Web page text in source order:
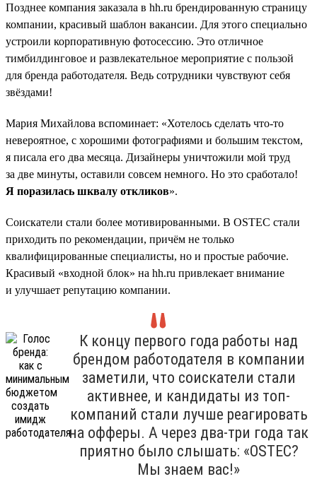
Позднее компания заказала в hh.ru брендированную страницу
компании, красивый шаблон вакансии. Для этого специально
устроили корпоративную фотосессию. Это отличное
тимбилдинговое и развлекательное мероприятие с пользой
для бренда работодателя. Ведь сотрудники чувствуют себя
звёздами!
Мария Михайлова вспоминает: «Хотелось сделать что-то
невероятное, с хорошими фотографиями и большим текстом,
я писала его два месяца. Дизайнеры уничтожили мой труд
за две минуты, оставили совсем немного. Но это сработало!
Я поразилась шквалу откликов».
Соискатели стали более мотивированными. В OSTEC стали
приходить по рекомендации, причём не только
квалифицированные специалисты, но и простые рабочие.
Красивый «входной блок» на hh.ru привлекает внимание
и улучшает репутацию компании.
К концу первого года работы над
брендом работодателя в компании
заметили, что соискатели стали
активнее, и кандидаты из топ-
компаний стали лучше реагировать
на офферы. А через два-три года так
приятно было слышать: «OSTEC?
Мы знаем вас!»